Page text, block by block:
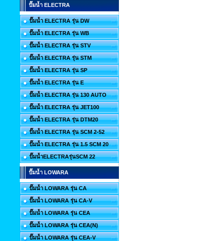
ปั๊มน้ำ ELECTRA
ปั๊มน้ำ ELECTRA รุ่น DW
ปั๊มน้ำ ELECTRA รุ่น WB
ปั๊มน้ำ ELECTRA รุ่น STV
ปั๊มน้ำ ELECTRA รุ่น STM
ปั๊มน้ำ ELECTRA รุ่น SP
ปั๊มน้ำ ELECTRA รุ่น E
ปั๊มน้ำ ELECTRA รุ่น 130 AUTO
ปั๊มน้ำ ELECTRA รุ่น JET100
ปั๊มน้ำ ELECTRA รุ่น DTM20
ปั๊มน้ำ ELECTRA รุ่น SCM 2-52
ปั๊มน้ำ ELECTRA รุ่น 1.5 SCM 20
ปั๊มน้ำELECTRAรุ่นSCM 22
ปั๊มน้ำ LOWARA
ปั๊มน้ำ LOWARA รุ่น CA
ปั๊มน้ำ LOWARA รุ่น CA-V
ปั๊มน้ำ LOWARA รุ่น CEA
ปั๊มน้ำ LOWARA รุ่น CEA(N)
ปั๊มน้ำ LOWARA รุ่น CEA-V